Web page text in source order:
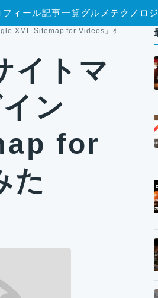
フィール記事一覧グルメ テクノロ
XML Sitemap for Videos」を導入して
イトマ
ン
for
た